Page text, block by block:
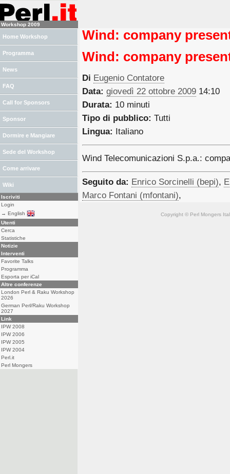
Wind: company
Wind: company
Di Eugenio Contatore
Data: giovedì 22 ottobre 2009 14:10
Durata: 10 minuti
Tipo di pubblico: Tutti
Lingua:
Italiano
Wind Telecomunicazioni S.p.a.:
Seguito da: Enrico Sorcinelli (‎bepi‎),
Marco Fontani (‎mfontani‎),
Copyright © Perl Mongers
Workshop 2009
Home Workshop
Programma
News
FAQ
Call for Sponsors
Sponsor
Dormire e Mangiare
Sede del Workshop
Come arrivare
Wiki
Iscriviti
Login
→ English
Utenti
Cerca
Statistiche
Notizie
Interventi
Favorite Talks
Programma
Esporta per iCal
Altre conferenze
London Perl & Raku Workshop
2026
German Perl/Raku Workshop
2027
Link
IPW 2008
IPW 2006
IPW 2005
IPW 2004
Perl.it
Perl Mongers